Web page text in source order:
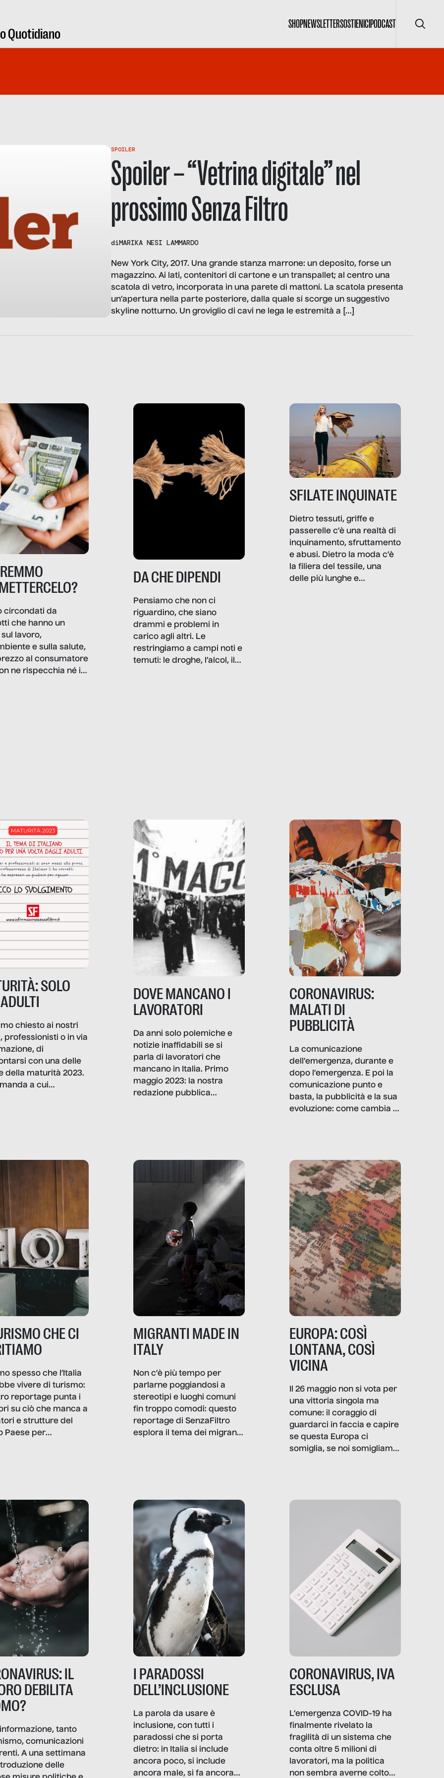
Quotidiano
SHOPNEWSLETTERSOSTIENICIPODCAST Cerca
SPOILER
Spoiler – “Vetrina digitale” nel
prossimo Senza Filtro
diMARIKA NESI LAMMARDO
New York City, 2017. Una grande stanza marrone: un deposito, forse un
magazzino. Ai lati, contenitori di cartone e un transpallet; al centro una
scatola di vetro, incorporata in una parete di mattoni. La scatola presenta
un’apertura nella parte posteriore, dalla quale si scorge un suggestivo
skyline notturno. Un groviglio di cavi ne lega le estremità a […]
circondati da
che hanno un
lavoro,
e sulla salute,
al consumatore
ne rispecchia né il
la nostra vita
DA CHE DIPENDI
Pensiamo che non ci
riguardino, che siano
drammi e problemi in
carico agli altri. Le
restringiamo a campi noti e
temuti: le droghe, l’alcol, il
come.
SFILATE INQUINATE
Dietro tessuti, griffe e
passerelle c’è una realtà di
inquinamento, sfruttamento
e abusi. Dietro la moda c’è
la filiera del tessile, una
delle più lunghe e
SOLO
chiesto ai nostri
professionisti o in via
di
con una delle
della maturità 2023.
a cui
DOVE MANCANO I
LAVORATORI
Da anni solo polemiche e
notizie inaffidabili se si
parla di lavoratori che
mancano in Italia. Primo
maggio 2023: la nostra
redazione pubblica
la sanità, la ristorazione,
la scuola, le fabbriche,
amministrazione, l’edilizia,
CORONAVIRUS:
MALATI DI
PUBBLICITÀ
La comunicazione
dell’emergenza, durante e
dopo l’emergenza. E poi la
comunicazione punto e
basta, la pubblicità e la sua
evoluzione: come cambia il
CHE CI
spesso che l’Italia
vivere di turismo:
reportage punta i
su ciò che manca a
e strutture del
Paese per
MIGRANTI MADE IN
ITALY
Non c’è più tempo per
parlarne poggiandosi a
stereotipi e luoghi comuni
fin troppo comodi: questo
reportage di SenzaFiltro
esplora il tema dei migranti
ripensano.
EUROPA: COSÌ
LONTANA, COSÌ
VICINA
Il 26 maggio non si vota per
una vittoria singola ma
comune: il coraggio di
guardarci in faccia e capire
se questa Europa ci
somiglia, se noi somigliamo
comunica, quanto vale […]
IL
DEBILITA
tanto
comunicazioni
A una settimana
delle
I PARADOSSI
DELL’INCLUSIONE
La parola da usare è
inclusione, con tutti i
paradossi che si porta
dietro: in Italia si include
ancora poco, si include
ancora male, si fa ancora
CORONAVIRUS, IVA
ESCLUSA
L’emergenza COVID-19 ha
finalmente rivelato la
fragilità di un sistema che
conta oltre 5 milioni di
lavoratori, ma la politica
non sembra averne colto